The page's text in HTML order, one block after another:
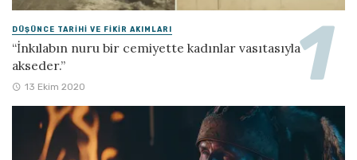
DÜŞÜNCE TARIHI VE FIKIR AKIMLARI
“İnkılabın nuru bir cemiyette kadınlar vasıtasıyla
akseder.”
13 Ekim 2020